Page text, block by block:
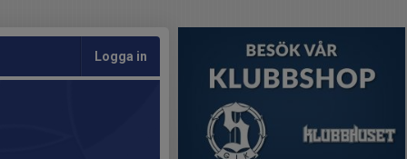
Logga in